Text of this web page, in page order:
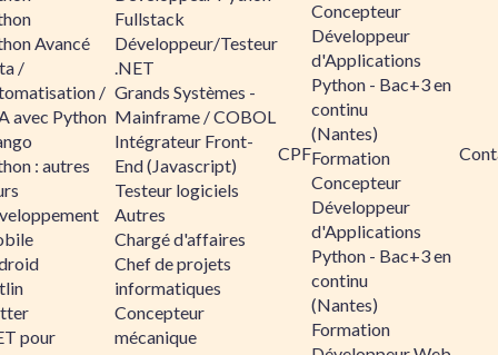
Avancé
/
/
avec Python
: autres
pour
Fullstack
Développeur/Testeur
.NET
Grands Systèmes -
Mainframe / COBOL
Intégrateur Front-
End (Javascript)
Testeur logiciels
Autres
Chargé d'affaires
Chef de projets
informatiques
Concepteur
mécanique
CPF
Concepteur
Développeur
d'Applications
Python - Bac+3 en
continu
(Nantes)
Formation
Concepteur
Développeur
d'Applications
Python - Bac+3 en
continu
(Nantes)
Formation